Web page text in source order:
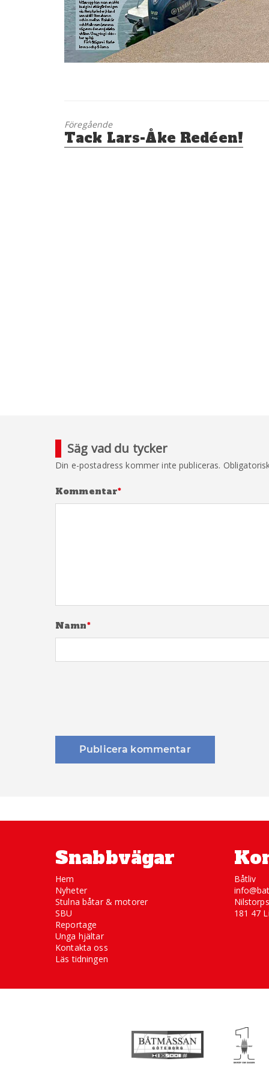
Föregående
Föregående
inlägg:
Tack Lars-Åke Redéen!
Säg vad du tycker
Din e-postadress kommer inte publiceras.
Kommentar*
Namn*
Snabbvägar
Hem
Nyheter
Stulna båtar & motorer
SBU
Reportage
Unga hjältar
Kontakta oss
Läs tidningen
Båtliv
181 47